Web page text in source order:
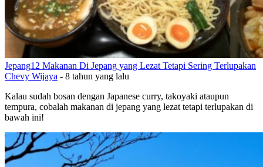
Jepang12 Makanan Di Jepang yang Lezat Tetapi Sering Terlupakan
Chevy Wijaya - 8 tahun yang lalu
Kalau sudah bosan dengan Japanese curry, takoyaki ataupun
tempura, cobalah makanan di jepang yang lezat tetapi terlupakan di
bawah ini!